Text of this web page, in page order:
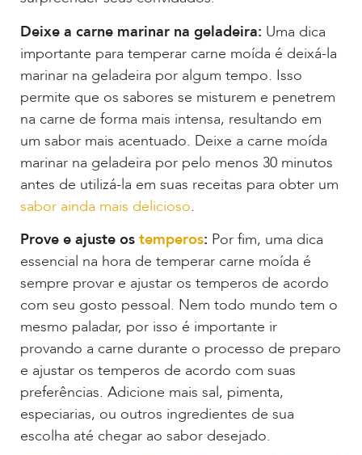
Deixe a carne marinar na geladeira: Uma dica
importante para temperar carne moída é deixá-la
marinar na geladeira por algum tempo. Isso
permite que os sabores se misturem e penetrem
na carne de forma mais intensa, resultando em
um sabor mais acentuado. Deixe a carne moída
marinar na geladeira por pelo menos 30 minutos
antes de utilizá-la em suas receitas para obter um
sabor ainda mais delicioso.
Prove e ajuste os temperos: Por fim, uma dica
essencial na hora de temperar carne moída é
sempre provar e ajustar os temperos de acordo
com seu gosto pessoal. Nem todo mundo tem o
mesmo paladar, por isso é importante ir
provando a carne durante o processo de preparo
e ajustar os temperos de acordo com suas
preferências. Adicione mais sal, pimenta,
especiarias, ou outros ingredientes de sua
escolha até chegar ao sabor desejado.